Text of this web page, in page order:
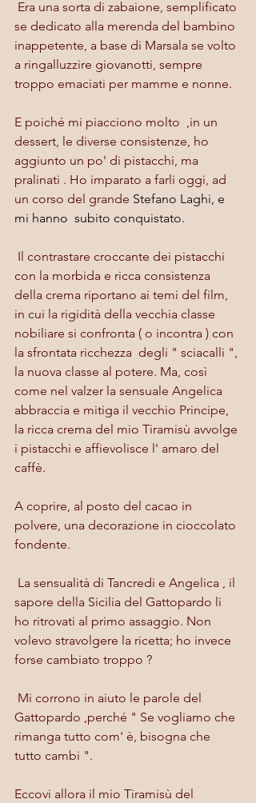
Era una sorta di zabaione, semplificato
se dedicato alla merenda del bambino
inappetente, a base di Marsala se volto
a ringalluzzire giovanotti, sempre
troppo emaciati per mamme e nonne.
E poiché mi piacciono molto  ,in un
dessert, le diverse consistenze, ho
aggiunto un po' di pistacchi, ma
pralinati . Ho imparato a farli oggi, ad
un corso del grande Stefano Laghi, e
mi hanno  subito conquistato.
Il contrastare croccante dei pistacchi
con la morbida e ricca consistenza
della crema riportano ai temi del film,
in cui la rigidità della vecchia classe
nobiliare si confronta ( o incontra ) con
la sfrontata ricchezza  degli " sciacalli ",
la nuova classe al potere. Ma, così
come nel valzer la sensuale Angelica
abbraccia e mitiga il vecchio Principe,
la ricca crema del mio Tiramisù avvolge
i pistacchi e affievolisce l' amaro del
caffè.
A coprire, al posto del cacao in
polvere, una decorazione in cioccolato
fondente.
La sensualità di Tancredi e Angelica , il
sapore della Sicilia del Gattopardo li
ho ritrovati al primo assaggio. Non
volevo stravolgere la ricetta; ho invece
forse cambiato troppo ?
Mi corrono in aiuto le parole del
Gattopardo ,perché " Se vogliamo che
rimanga tutto com' è, bisogna che
tutto cambi ".
Eccovi allora il mio Tiramisù del